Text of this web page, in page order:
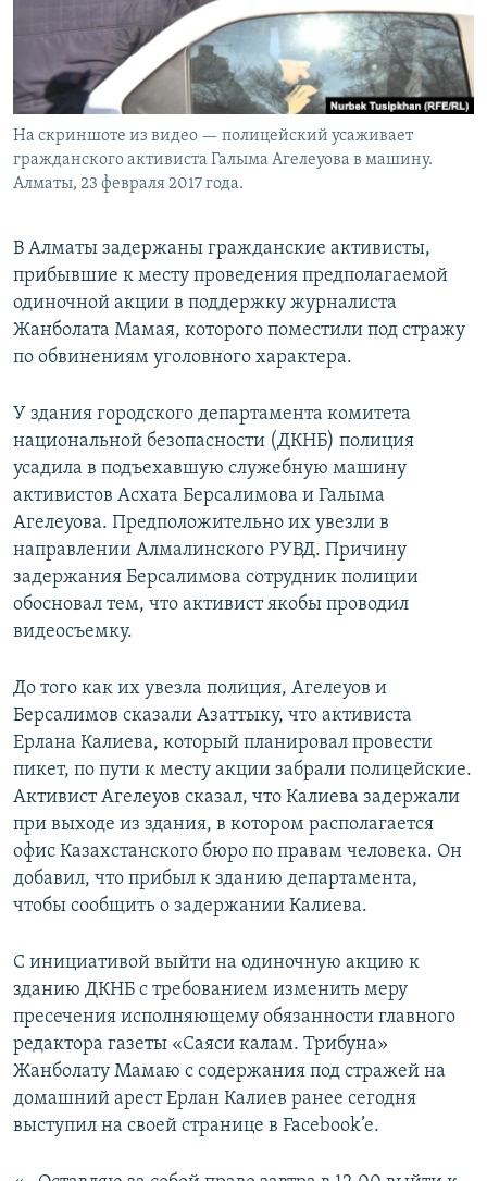
На скриншоте из видео — полицейский усаживает
гражданского активиста Галыма Агелеуова в машину.
Алматы, 23 февраля 2017 года.
В Алматы задержаны гражданские активисты,
прибывшие к месту проведения предполагаемой
одиночной акции в поддержку журналиста
Жанболата Мамая, которого поместили под стражу
по обвинениям уголовного характера.
У здания городского департамента комитета
национальной безопасности (ДКНБ) полиция
усадила в подъехавшую служебную машину
активистов Асхата Берсалимова и Галыма
Агелеуова. Предположительно их увезли в
направлении Алмалинского РУВД. Причину
задержания Берсалимова сотрудник полиции
обосновал тем, что активист якобы проводил
видеосъемку.
До того как их увезла полиция, Агелеуов и
Берсалимов сказали Азаттыку, что активиста
Ерлана Калиева, который планировал провести
пикет, по пути к месту акции забрали полицейские.
Активист Агелеуов сказал, что Калиева задержали
при выходе из здания, в котором располагается
офис Казахстанского бюро по правам человека. Он
добавил, что прибыл к зданию департамента,
чтобы сообщить о задержании Калиева.
С инициативой выйти на одиночную акцию к
зданию ДКНБ с требованием изменить меру
пресечения исполняющему обязанности главного
редактора газеты «Саяси калам. Трибуна»
Жанболату Мамаю с содержания под стражей на
домашний арест Ерлан Калиев ранее сегодня
выступил на своей странице в Facebook’e.